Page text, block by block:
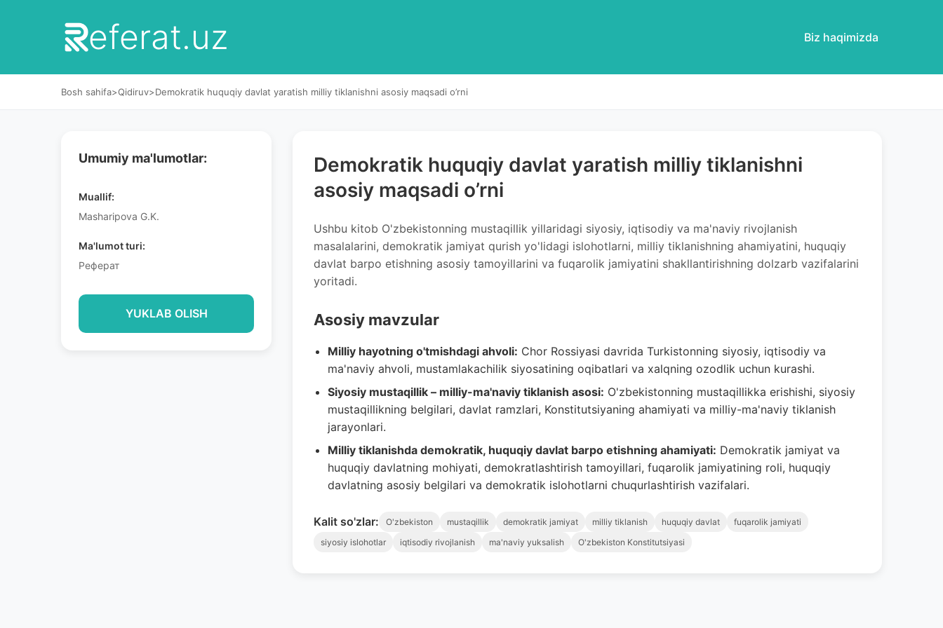
eferat.uz Biz haqimizda
Bosh sahifa>Qidiruv>Dеmokratik huquqiy davlat yaratish milliy tiklanishni asosiy maqsadi o’rni
Umumiy ma'lumotlar:
Muallif:
Masharipova G.K.
Ma'lumot turi:
Реферат
YUKLAB OLISH
Dеmokratik huquqiy davlat yaratish milliy tiklanishni
asosiy maqsadi o’rni
Ushbu kitob O'zbekistonning mustaqillik yillaridagi siyosiy, iqtisodiy va ma'naviy rivojlanish
masalalarini, demokratik jamiyat qurish yo'lidagi islohotlarni, milliy tiklanishning ahamiyatini, huquqiy
davlat barpo etishning asosiy tamoyillarini va fuqarolik jamiyatini shakllantirishning dolzarb vazifalarini
yoritadi.
Asosiy mavzular
Milliy hayotning o'tmishdagi ahvoli: Chor Rossiyasi davrida Turkistonning siyosiy, iqtisodiy va
ma'naviy ahvoli, mustamlakachilik siyosatining oqibatlari va xalqning ozodlik uchun kurashi.
Siyosiy mustaqillik – milliy-ma'naviy tiklanish asosi: O'zbekistonning mustaqillikka erishishi, siyosiy
mustaqillikning belgilari, davlat ramzlari, Konstitutsiyaning ahamiyati va milliy-ma'naviy tiklanish
jarayonlari.
Milliy tiklanishda demokratik, huquqiy davlat barpo etishning ahamiyati: Demokratik jamiyat va
huquqiy davlatning mohiyati, demokratlashtirish tamoyillari, fuqarolik jamiyatining roli, huquqiy
davlatning asosiy belgilari va demokratik islohotlarni chuqurlashtirish vazifalari.
Kalit so'zlar: O'zbekiston mustaqillik demokratik jamiyat milliy tiklanish huquqiy davlat
fuqarolik jamiyati
siyosiy islohotlar
iqtisodiy rivojlanish ma'naviy yuksalish O'zbekiston Konstitutsiyasi